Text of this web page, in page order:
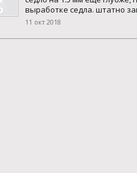
выработке седла. штатно
11 окт 2018